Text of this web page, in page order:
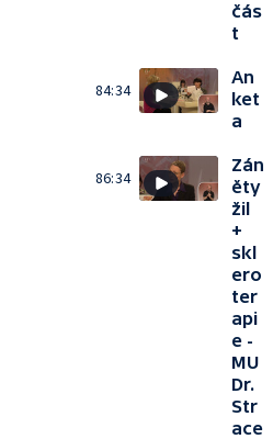
čás
t
84:34
An
ket
a
86:34
Zán
ěty
žil
+
skl
ero
ter
api
e -
MU
Dr.
Str
ace